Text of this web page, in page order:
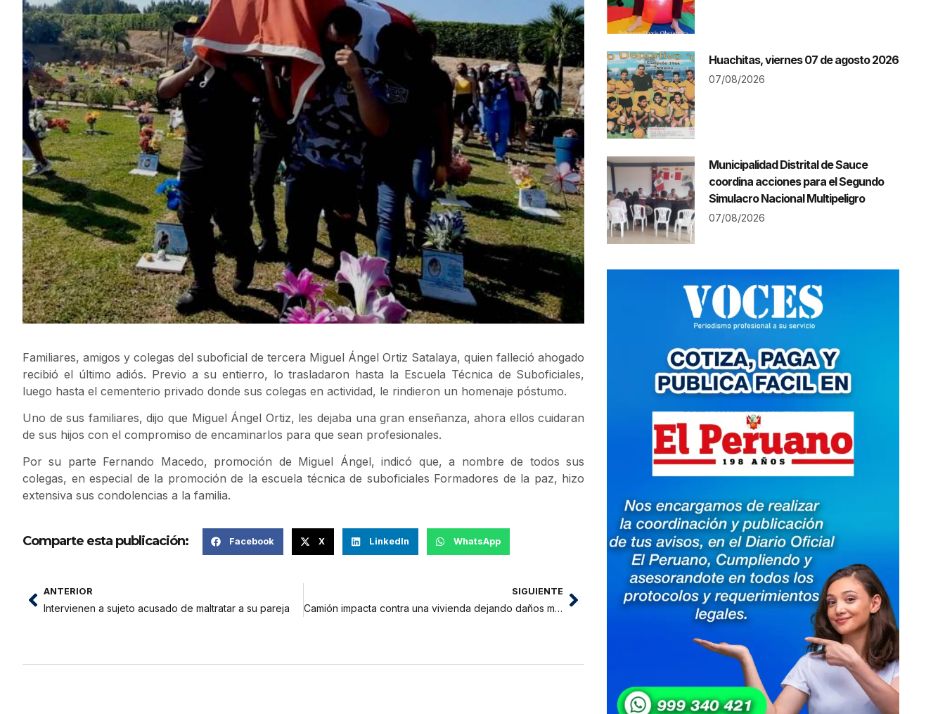
Familiares, amigos y colegas del suboficial de tercera Miguel Ángel Ortiz Satalaya, quien falleció ahogado
recibió el último adiós. Previo a su entierro, lo trasladaron hasta la Escuela Técnica de Suboficiales,
luego hasta el cementerio privado donde sus colegas en actividad, le rindieron un homenaje póstumo.
Uno de sus familiares, dijo que Miguel Ángel Ortiz, les dejaba una gran enseñanza, ahora ellos cuidaran
de sus hijos con el compromiso de encaminarlos para que sean profesionales.
Por su parte Fernando Macedo, promoción de Miguel Ángel, indicó que, a nombre de todos sus
colegas, en especial de la promoción de la escuela técnica de suboficiales Formadores de la paz, hizo
extensiva sus condolencias a la familia.
Comparte esta publicación: Facebook X LinkedIn WhatsApp
ANTERIOR
Intervienen a sujeto acusado de maltratar a su pareja
SIGUIENTE
Camión impacta contra una vivienda dejando daños materiales de consideración
Huachitas, viernes 07 de agosto 2026
07/08/2026
Municipalidad Distrital de Sauce
coordina acciones para el Segundo
Simulacro Nacional Multipeligro
07/08/2026